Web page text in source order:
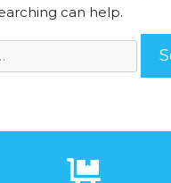
can help.